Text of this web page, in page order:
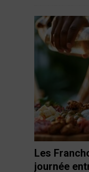
Les
journée